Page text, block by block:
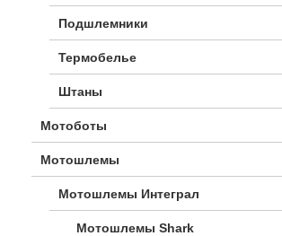
Подшлемники
Термобелье
Штаны
Мотоботы
Мотошлемы
Мотошлемы Интеграл
Мотошлемы Shark